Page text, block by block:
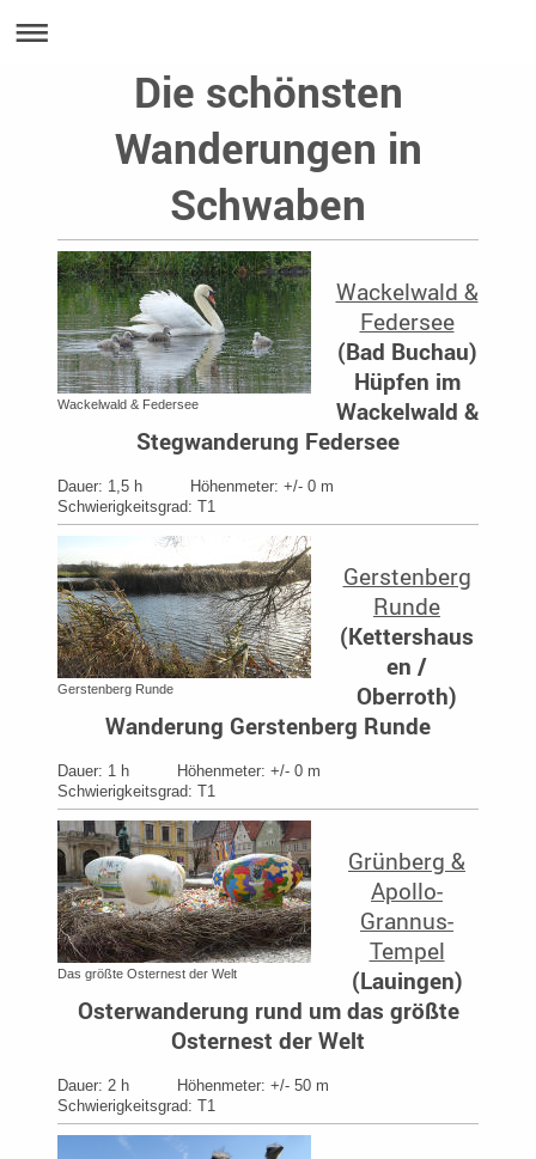
Die schönsten
Wanderungen in
Schwaben
Wackelwald & Federsee
Wackelwald &
Federsee
(Bad Buchau)
Hüpfen im
Wackelwald &
Stegwanderung Federsee
Dauer: 1,5 h Höhenmeter: +/- 0 m
Schwierigkeitsgrad: T1
Gerstenberg Runde
Gerstenberg
Runde
(Kettershaus
en /
Oberroth)
Wanderung Gerstenberg Runde
Dauer: 1 h Höhenmeter: +/- 0 m
Schwierigkeitsgrad: T1
Das größte Osternest der Welt
Grünberg &
Apollo-
Grannus-
Tempel
(Lauingen)
Osterwanderung rund um das größte
Osternest der Welt
Dauer: 2 h Höhenmeter: +/- 50 m
Schwierigkeitsgrad: T1